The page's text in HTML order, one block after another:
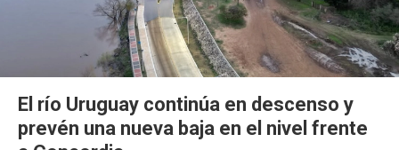
El río Uruguay continúa en descenso y
prevén una nueva baja en el nivel frente